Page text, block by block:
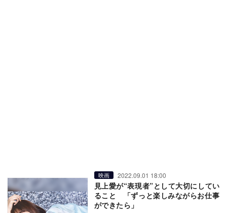
映画 2022.09.01 18:00
見上愛が“表現者”として大切にしてい
ること 「ずっと楽しみながらお仕事
ができたら」